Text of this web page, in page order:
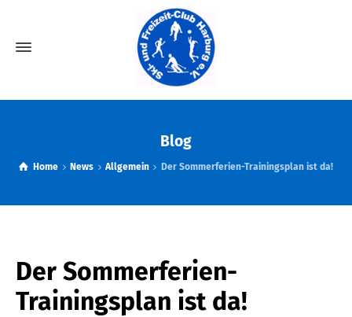
Blog
Home News Allgemein Der Sommerferien-Trainingsplan ist da!
Der Sommerferien-
Trainingsplan ist da!